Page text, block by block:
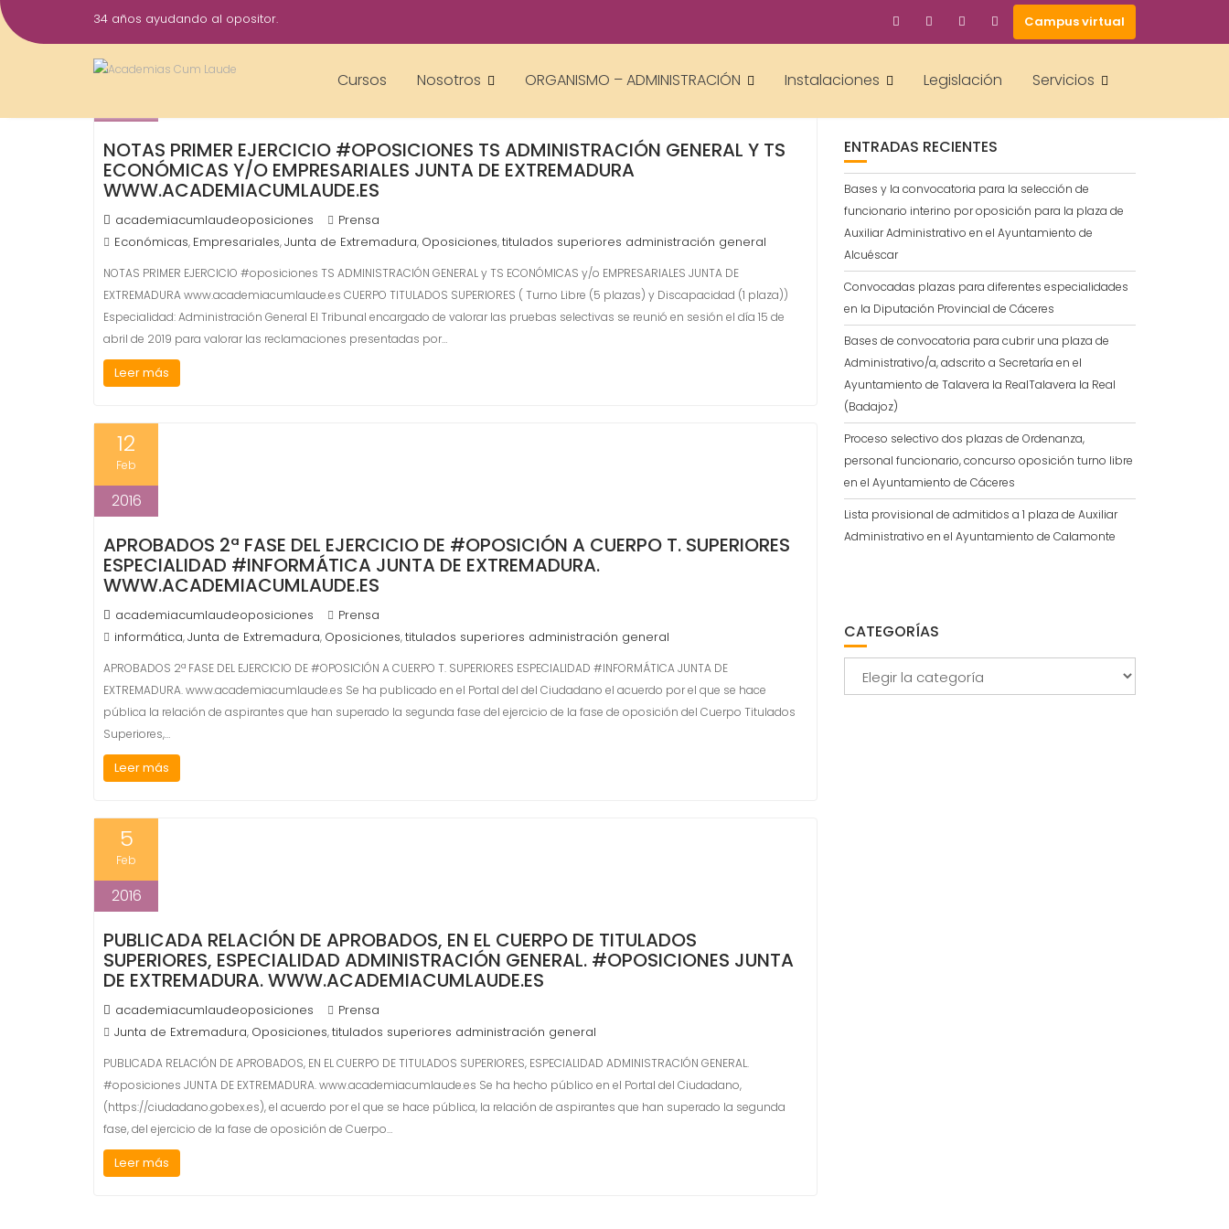
Saltar
al
34 años ayudando al opositor. Campus virtual
Cursos Nosotros ORGANISMO – ADMINISTRACIÓN Instalaciones Legislación Servicios
17
Abr
NOTAS PRIMER EJERCICIO #OPOSICIONES TS ADMINISTRACIÓN GENERAL Y TS
ECONÓMICAS Y/O EMPRESARIALES JUNTA DE EXTREMADURA
WWW.ACADEMIACUMLAUDE.ES
academiacumlaudeoposiciones
Prensa
Económicas, Empresariales,Junta de Extremadura, Oposiciones,titulados superiores administración general
NOTAS PRIMER EJERCICIO #oposiciones TS ADMINISTRACIÓN GENERAL y TS ECONÓMICAS y/o EMPRESARIALES JUNTA DE
EXTREMADURA www.academiacumlaude.es CUERPO TITULADOS SUPERIORES ( Turno Libre (5 plazas) y Discapacidad (1 plaza))
Especialidad: Administración General El Tribunal encargado de valorar las pruebas selectivas se reunió en sesión el día 15 de
abril de 2019 para valorar las reclamaciones presentadas por…
Leer más
12
Feb
2016
APROBADOS 2ª FASE DEL EJERCICIO DE #OPOSICIÓN A CUERPO T. SUPERIORES
ESPECIALIDAD #INFORMÁTICA JUNTA DE EXTREMADURA.
WWW.ACADEMIACUMLAUDE.ES
academiacumlaudeoposiciones
Prensa
informática,Junta de Extremadura, Oposiciones,titulados superiores administración general
APROBADOS 2ª FASE DEL EJERCICIO DE #OPOSICIÓN A CUERPO T. SUPERIORES ESPECIALIDAD #INFORMÁTICA JUNTA DE
EXTREMADURA. www.academiacumlaude.es Se ha publicado en el Portal del del Ciudadano el acuerdo por el que se hace
pública la relación de aspirantes que han superado la segunda fase del ejercicio de la fase de oposición del Cuerpo Titulados
Superiores,…
Leer más
5
Feb
2016
PUBLICADA RELACIÓN DE APROBADOS, EN EL CUERPO DE TITULADOS
SUPERIORES, ESPECIALIDAD ADMINISTRACIÓN GENERAL. #OPOSICIONES JUNTA
DE EXTREMADURA. WWW.ACADEMIACUMLAUDE.ES
academiacumlaudeoposiciones
Prensa
Junta de Extremadura, Oposiciones,titulados superiores administración general
PUBLICADA RELACIÓN DE APROBADOS, EN EL CUERPO DE TITULADOS SUPERIORES, ESPECIALIDAD ADMINISTRACIÓN GENERAL.
#oposiciones JUNTA DE EXTREMADURA. www.academiacumlaude.es Se ha hecho público en el Portal del Ciudadano,
(https://ciudadano.gobex.es), el acuerdo por el que se hace pública, la relación de aspirantes que han superado la segunda
fase, del ejercicio de la fase de oposición de Cuerpo…
Leer más
ENTRADAS RECIENTES
Bases y la convocatoria para la selección de
funcionario interino por oposición para la plaza de
Auxiliar Administrativo en el Ayuntamiento de
Alcuéscar
Convocadas plazas para diferentes especialidades
en la Diputación Provincial de Cáceres
Bases de convocatoria para cubrir una plaza de
Administrativo/a, adscrito a Secretaría en el
Ayuntamiento de Talavera la RealTalavera la Real
(Badajoz)
Proceso selectivo dos plazas de Ordenanza,
personal funcionario, concurso oposición turno libre
en el Ayuntamiento de Cáceres
Lista provisional de admitidos a 1 plaza de Auxiliar
Administrativo en el Ayuntamiento de Calamonte
CATEGORÍAS